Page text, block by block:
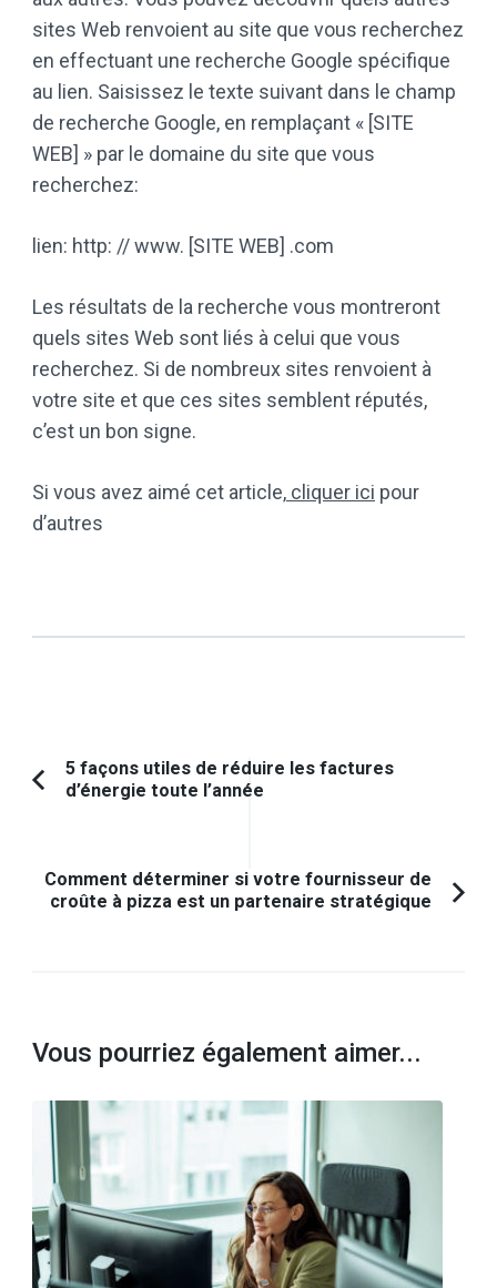
sites Web renvoient au site que vous recherchez
en effectuant une recherche Google spécifique
au lien. Saisissez le texte suivant dans le champ
de recherche Google, en remplaçant « [SITE
WEB] » par le domaine du site que vous
recherchez:
lien: http: // www. [SITE WEB] .com
Les résultats de la recherche vous montreront
quels sites Web sont liés à celui que vous
recherchez. Si de nombreux sites renvoient à
votre site et que ces sites semblent réputés,
c’est un bon signe.
Si vous avez aimé cet article, cliquer ici pour
d’autres
Navigation
d'article
Article
5 façons utiles de réduire les factures
d’énergie toute l’année
Comment déterminer si votre fournisseur de
croûte à pizza est un partenaire stratégique
Vous pourriez également aimer...